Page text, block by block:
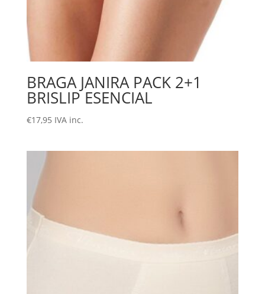
BRAGA JANIRA PACK 2+1
BRISLIP ESENCIAL
€17,95 IVA inc.